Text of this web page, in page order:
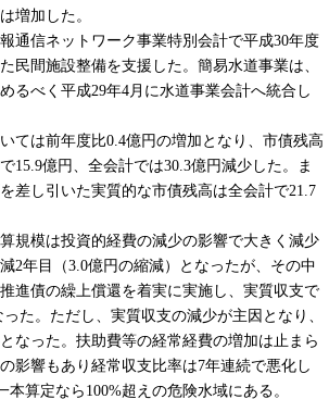
増加した。
通信ネットワーク事業特別会計で平成30年度
民間施設整備を支援した。簡易水道事業は、
るべく平成29年4月に水道事業会計へ統合し
ては前年度比0.4億円の増加となり、市債残高
15.9億円、全会計では30.3億円減少した。ま
差し引いた実質的な市債残高は全会計で21.7
規模は投資的経費の減少の影響で大きく減少
2年目（3.0億円の縮減）となったが、その中
進債の繰上償還を着実に実施し、実質収支で
た。ただし、実質収支の減少が主因となり、
なった。扶助費等の経常経費の増加は止まら
影響もあり経常収支比率は7年連続で悪化し
本算定なら100%超えの危険水域にある。